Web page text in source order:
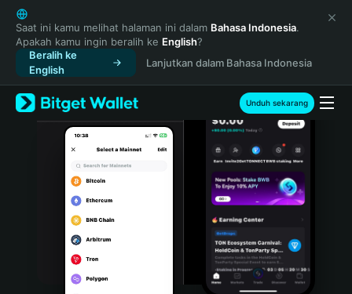
English
日本語
Tiếng Việt
Русский
Español (Latinoamérica)
Türkçe
Italiano
Português (Portugal)
Bahasa Indonesia
Saat ini kamu melihat halaman ini dalam Bahasa Indonesia.
Apakah kamu ingin beralih ke English?
Beralih ke
English
Lanjutkan dalam Bahasa Indonesia
Unduh sekarang